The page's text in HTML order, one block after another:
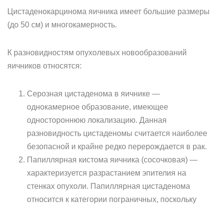
Цистаденокарцинома яичника имеет большие размеры
(до 50 см) и многокамерность.
К разновидностям опухолевых новообразований
яичников относятся:
Серозная цистаденома в яичнике —
однокамерное образование, имеющее
одностороннюю локализацию. Данная
разновидность цистаденомы считается наиболее
безопасной и крайне редко перерождается в рак.
Папиллярная кистома яичника (сосочковая) —
характеризуется разрастанием эпителия на
стенках опухоли. Папиллярная цистаденома
относится к категории пограничных, поскольку